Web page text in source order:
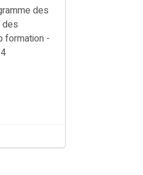
des
des
formation -